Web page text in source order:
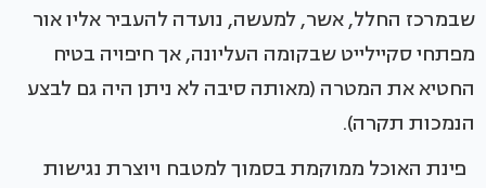
שבמרכז החלל, אשר, למעשה, נועדה להעביר אליו אור
מפתחי סקיילייט שבקומה העליונה, אך חיפויה בטיח
החטיא את המטרה (מאותה סיבה לא ניתן היה גם לבצע
הנמכות תקרה).
פינת האוכל ממוקמת בסמוך למטבח ויוצרת נגישות